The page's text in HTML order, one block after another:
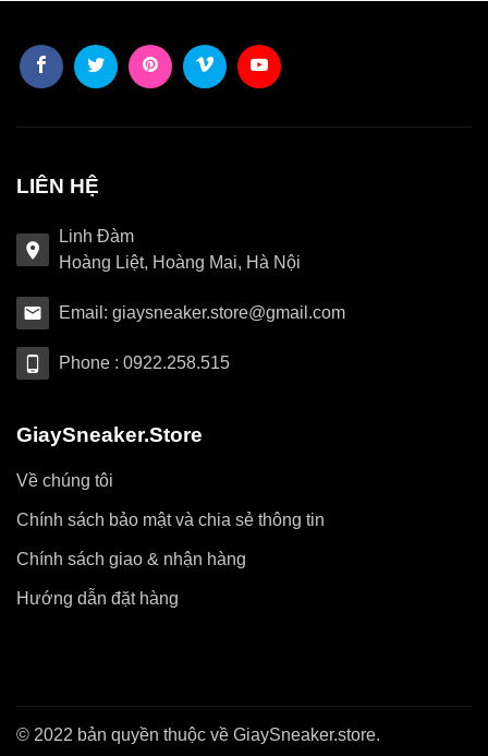
LIÊN HỆ
Linh Đàm
Hoàng Liệt, Hoàng Mai, Hà Nội
Email: giaysneaker.store@gmail.com
Phone : 0922.258.515
GiaySneaker.Store
Về chúng tôi
Chính sách bảo mật và chia sẻ thông tin
Chính sách giao & nhận hàng
Hướng dẫn đặt hàng
© 2022 bản quyền thuộc về GiaySneaker.store.